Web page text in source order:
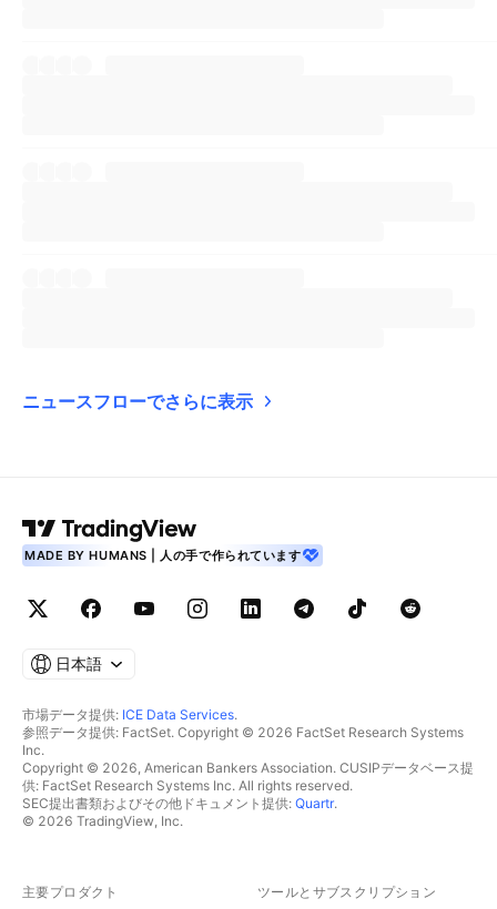
ニュースフローでさらに表示
MADE BY HUMANS | 人の手で作られています
日本語
市場データ提供: ICE Data Services.
参照データ提供: FactSet. Copyright © 2026 FactSet Research Systems
Inc.
Copyright © 2026, American Bankers Association. CUSIPデータベース提
供: FactSet Research Systems Inc. All rights reserved.
SEC提出書類およびその他ドキュメント提供: Quartr.
© 2026 TradingView, Inc.
主要プロダクト ツールとサブスクリプション